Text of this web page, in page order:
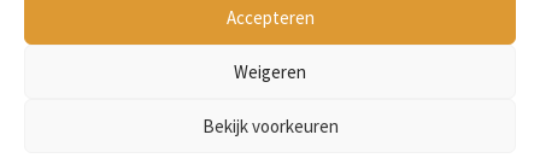
Accepteren
Weigeren
Bekijk voorkeuren
buitenland, is niet alleen het cultuur en
de temperatuur anders, ook kan het zijn
dat er verschillende dieren...